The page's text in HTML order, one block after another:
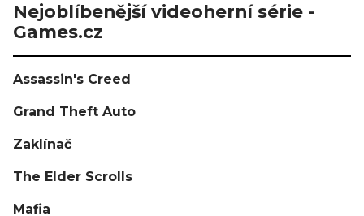
Nejoblíbenější videoherní série -
Games.cz
Assassin's Creed
Grand Theft Auto
Zaklínač
The Elder Scrolls
Mafia